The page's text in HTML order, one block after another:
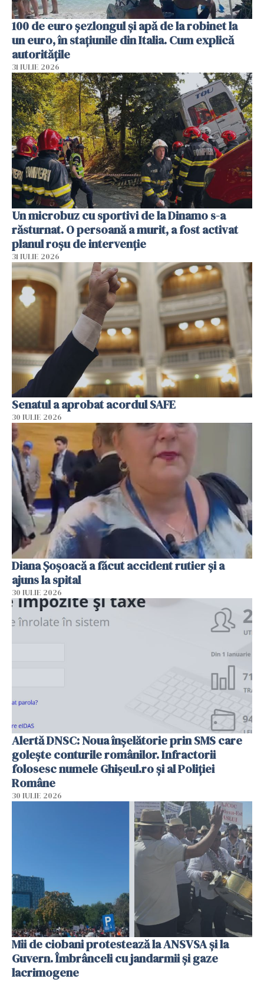
100 de euro șezlongul și apă de la robinet la
un euro, în stațiunile din Italia. Cum explică
autoritățile
31 IULIE 2026
Un microbuz cu sportivi de la Dinamo s-a
răsturnat. O persoană a murit, a fost activat
planul roșu de intervenție
31 IULIE 2026
Senatul a aprobat acordul SAFE
30 IULIE 2026
Diana Șoșoacă a făcut accident rutier și a
ajuns la spital
30 IULIE 2026
Alertă DNSC: Noua înșelătorie prin SMS care
golește conturile românilor. Infractorii
folosesc numele Ghișeul.ro și al Poliției
Române
30 IULIE 2026
Mii de ciobani protestează la ANSVSA și la
Guvern. Îmbrânceli cu jandarmii și gaze
lacrimogene